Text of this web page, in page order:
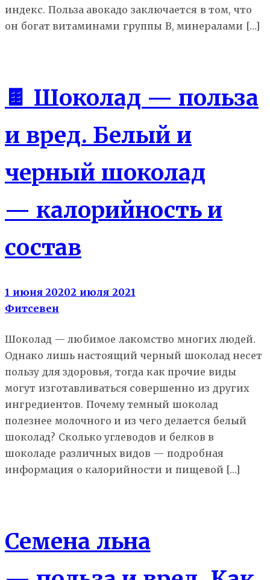
индекс. Польза авокадо заключается в том, что
он богат витаминами группы В, минералами […]
🍫 Шоколад — польза
и вред. Белый и
черный шоколад
— калорийность и
состав
1 июня 20202 июля 2021
Фитсевен
Шоколад — любимое лакомство многих людей.
Однако лишь настоящий черный шоколад несет
пользу для здоровья, тогда как прочие виды
могут изготавливаться совершенно из других
ингредиентов. Почему темный шоколад
полезнее молочного и из чего делается белый
шоколад? Сколько углеводов и белков в
шоколаде различных видов — подробная
информация о калорийности и пищевой […]
Семена льна